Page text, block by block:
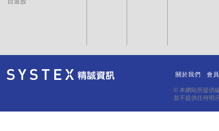
關於我們 會
© 本網站所提供
並不提供任何明